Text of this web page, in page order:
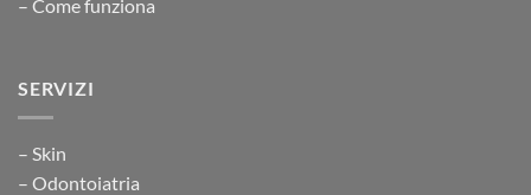
– Come funziona
SERVIZI
– Skin
– Odontoiatria